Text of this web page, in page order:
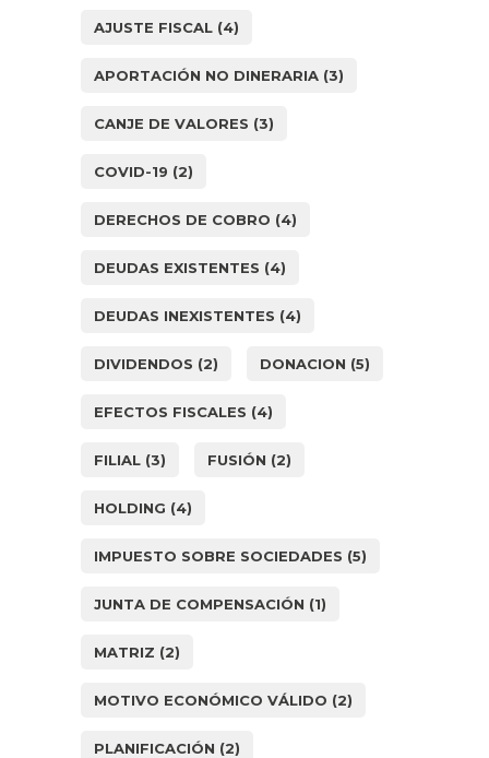
AJUSTE FISCAL (4)
APORTACIÓN NO DINERARIA (3)
CANJE DE VALORES (3)
COVID-19 (2)
DERECHOS DE COBRO (4)
DEUDAS EXISTENTES (4)
DEUDAS INEXISTENTES (4)
DIVIDENDOS (2) DONACION (5)
EFECTOS FISCALES (4)
FILIAL (3) FUSIÓN (2)
HOLDING (4)
IMPUESTO SOBRE SOCIEDADES (5)
JUNTA DE COMPENSACIÓN (1)
MATRIZ (2)
MOTIVO ECONÓMICO VÁLIDO (2)
PLANIFICACIÓN (2)